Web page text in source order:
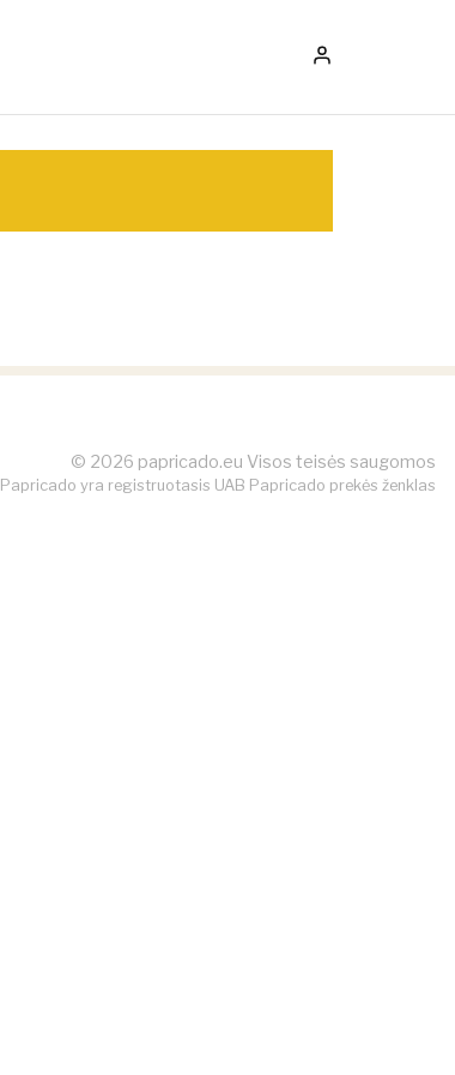
© 2026 papricado.eu Visos teisės saugomos
Papricado yra registruotasis UAB Papricado prekės ženklas